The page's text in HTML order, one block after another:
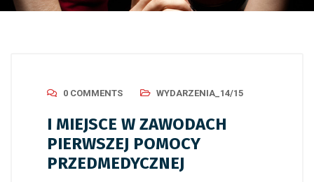
0 COMMENTS WYDARZENIA_14/15
I MIEJSCE W ZAWODACH
PIERWSZEJ POMOCY
PRZEDMEDYCZNEJ